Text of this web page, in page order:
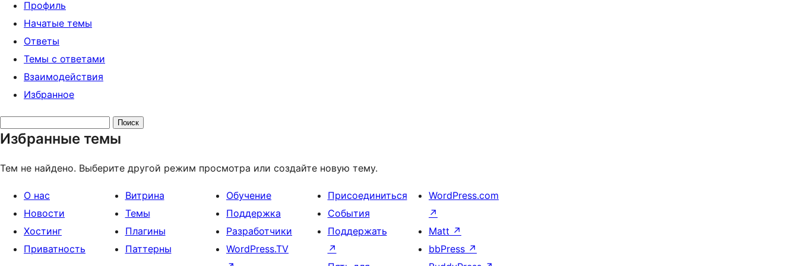
Профиль
Начатые темы
Ответы
Темы с ответами
Взаимодействия
Избранное
тем:
Избранные темы
Тем не найдено. Выберите другой режим просмотра или создайте новую тему.
О нас
Новости
Хостинг
Приватность
Витрина
Темы
Плагины
Паттерны
Обучение
Поддержка
Разработчики
WordPress.TV
Присоединиться
События
Поддержать
↗
WordPress.com
↗
Matt ↗
bbPress ↗